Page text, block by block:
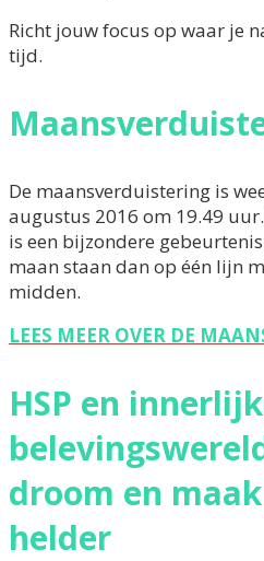
Richt jouw focus op waar je
tijd.
De maansverduistering is
augustus 2016 om 19.49
is een bijzondere
maan staan dan op één lijn
midden.
LEES MEER OVER DE
HSP en
droom en
helder